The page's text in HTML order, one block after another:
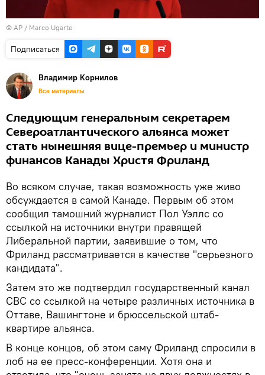
© AP / Marco Ugarte
Подписаться
Владимир Корнилов
Все материалы
Следующим генеральным секретарем
Североатлантического альянса может
стать нынешняя вице-премьер и министр
финансов Канады Христя Фриланд
Во всяком случае, такая возможность уже живо
обсуждается в самой Канаде. Первым об этом
сообщил тамошний журналист Пол Уэллс со
ссылкой на источники внутри правящей
Либеральной партии, заявившие о том, что
Фриланд рассматривается в качестве "серьезного
кандидата".
Затем это же подтвердил государственный канал
CBC со ссылкой на четыре различных источника в
Оттаве, Вашингтоне и брюссельской штаб-
квартире альянса.
В конце концов, об этом саму Фриланд спросили в
лоб на ее пресс-конференции. Хотя она и